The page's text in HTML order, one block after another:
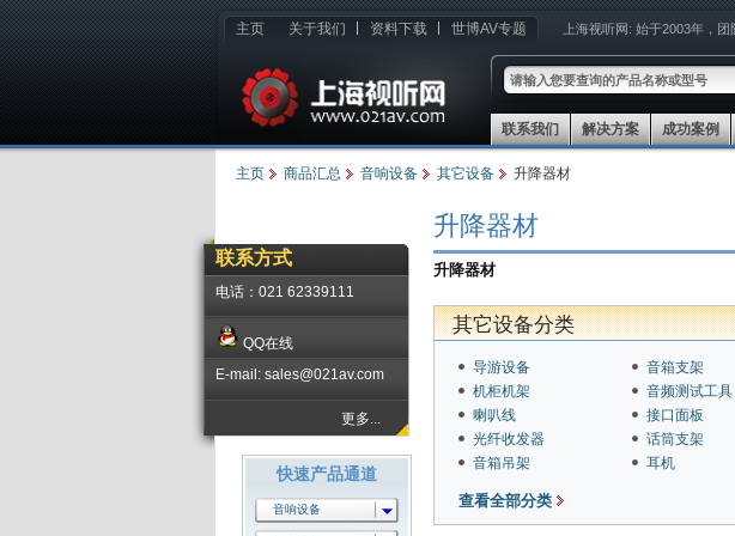
主页 关于我们 资料下载 世博AV专题 上海视听网: 始于2003年，团
联系我们 解决方案 成功案例
主页 商品汇总 音响设备 其它设备 升降器材
联系方式
电话：021 62339111
QQ在线
E-mail: sales@021av.com
更多...
快速产品通道
音响设备
升降器材
升降器材
其它设备分类
导游设备
机柜机架
喇叭线
光纤收发器
音箱吊架
音箱支架
音频测试工具
接口面板
话筒支架
耳机
查看全部分类